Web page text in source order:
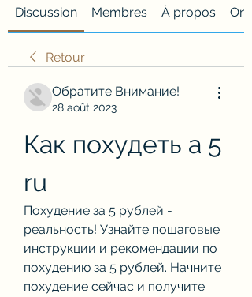
Discussion Membres À propos
Retour
Обратите Внимание!
28 août 2023
Как похудеть а 5
ru
Похудение за 5 рублей -
реальность! Узнайте пошаговые
инструкции и рекомендации по
похудению за 5 рублей. Начните
похудение сейчас и получите